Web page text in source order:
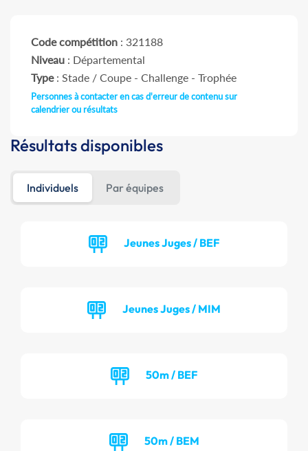
Code compétition : 321188
Niveau : Départemental
Type: Stade / Coupe - Challenge - Trophée
Personnes à contacter en cas d'erreur de contenu sur
calendrier ou résultats
Résultats disponibles
Individuels Par équipes
Jeunes Juges / BEF
Jeunes Juges / MIM
50m / BEF
50m / BEM